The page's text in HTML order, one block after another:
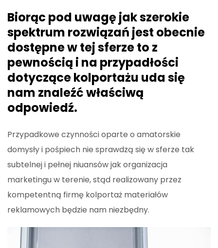
Biorąc pod uwagę jak szerokie
spektrum rozwiązań jest obecnie
dostępne w tej sferze to z
pewnością i na przypadłości
dotyczące kolportażu uda się
nam znaleźć właściwą
odpowiedź.
Przypadkowe czynności oparte o amatorskie
domysły i pośpiech nie sprawdzą się w sferze tak
subtelnej i pełnej niuansów jak organizacja
marketingu w terenie, stąd realizowany przez
kompetentną firmę kolportaż materiałów
reklamowych będzie nam niezbędny.